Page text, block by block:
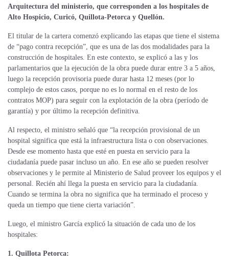
Arquitectura del ministerio, que corresponden a los hospitales de
Alto Hospicio, Curicó, Quillota-Petorca y Quellón.
El titular de la cartera comenzó explicando las etapas que tiene el sistema
de “pago contra recepción”, que es una de las dos modalidades para la
construcción de hospitales. En este contexto, se explicó a las y los
parlamentarios que la ejecución de la obra puede durar entre 3 a 5 años,
luego la recepción provisoria puede durar hasta 12 meses (por lo
complejo de estos casos, porque no es lo normal en el resto de los
contratos MOP) para seguir con la explotación de la obra (período de
garantía) y por último la recepción definitiva.
Al respecto, el ministro señaló que “la recepción provisional de un
hospital significa que está la infraestructura lista o con observaciones.
Desde ese momento hasta que esté en puesta en servicio para la
ciudadanía puede pasar incluso un año. En ese año se pueden resolver
observaciones y le permite al Ministerio de Salud proveer los equipos y el
personal. Recién ahí llega la puesta en servicio para la ciudadanía.
Cuando se termina la obra no significa que ha terminado el proceso y
queda un tiempo que tiene cierta variación”.
Luego, el ministro García explicó la situación de cada uno de los
hospitales:
1. Quillota Petorca: